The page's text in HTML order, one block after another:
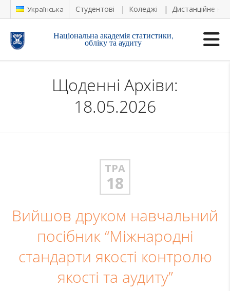
Українська Студентові Коледжі Дистанційне
Національна академія статистики,
обліку та аудиту
Щоденні Архіви:
18.05.2026
ТРА
18
Вийшов друком навчальний
посібник “Міжнародні
стандарти якості контролю
якості та аудиту”